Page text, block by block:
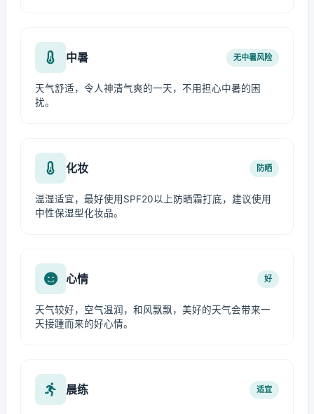
中暑 无中暑风险
天气舒适，令人神清气爽的一天，不用担心中暑的困
扰。
化妆 防晒
温湿适宜，最好使用SPF20以上防晒霜打底，建议使用
中性保湿型化妆品。
心情 好
天气较好，空气温润，和风飘飘，美好的天气会带来一
天接踵而来的好心情。
晨练 适宜